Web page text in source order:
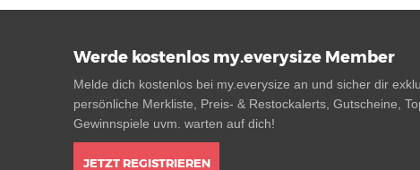
Werde kostenlos my.everysize Member
Melde dich kostenlos bei my.everysize an und sicher dir
persönliche Merkliste, Preis- & Restockalerts, Gutscheine,
Gewinnspiele uvm. warten auf dich!
JETZT REGISTRIEREN